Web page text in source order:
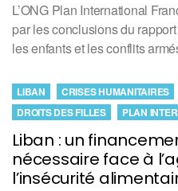
L’ONG Plan International
par les conclusions du
les enfants et les conflits
Liban : un
nécessaire face à
l’insécurité
LIBAN CRISES HUMANITAIRES
DROITS DES FILLES
PLAN